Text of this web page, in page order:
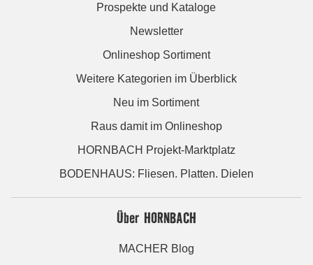
Prospekte und Kataloge
Newsletter
Onlineshop Sortiment
Weitere Kategorien im Überblick
Neu im Sortiment
Raus damit im Onlineshop
HORNBACH Projekt-Marktplatz
BODENHAUS: Fliesen. Platten. Dielen
Über HORNBACH
MACHER Blog